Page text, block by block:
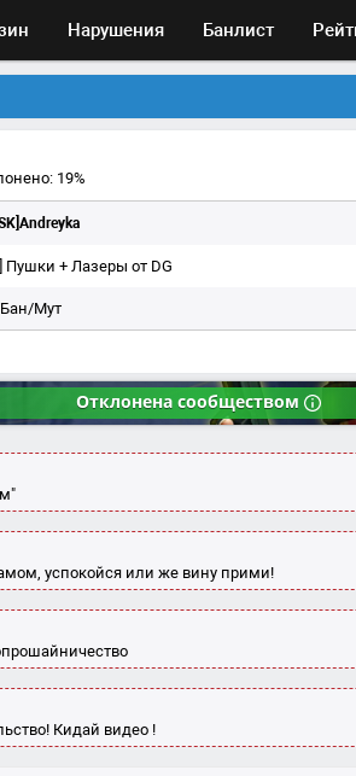
Нарушения Банлист
19%
Пушки + Лазеры от DG
Мут
Отклонена сообществом
успокойся или же вину прими!
Кидай видео !